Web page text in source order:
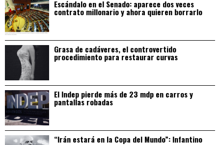
Escándalo en el Senado: aparece dos veces
contrato millonario y ahora quieren borrarlo
Grasa de cadáveres, el controvertido
procedimiento para restaurar curvas
El Indep pierde más de 23 mdp en carros y
pantallas robadas
“Irán estará en la Copa del Mundo”: Infantino